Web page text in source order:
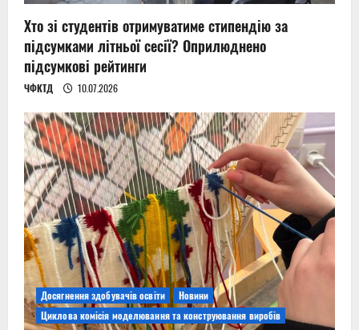
Хто зі студентів отримуватиме стипендію за
підсумками літньої сесії? Оприлюднено
підсумкові рейтинги
ЧФКТД 10.07.2026
Досягнення здобувачів освіти
Новини
Циклова комісія моделювання та конструювання виробів